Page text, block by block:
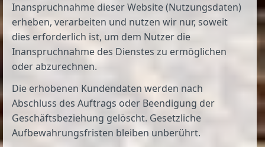
Inanspruchnahme dieser Website (Nutzungsdaten)
erheben, verarbeiten und nutzen wir nur, soweit
dies erforderlich ist, um dem Nutzer die
Inanspruchnahme des Dienstes zu ermöglichen
oder abzurechnen.
Die erhobenen Kundendaten werden nach
Abschluss des Auftrags oder Beendigung der
Geschäftsbeziehung gelöscht. Gesetzliche
Aufbewahrungsfristen bleiben unberührt.